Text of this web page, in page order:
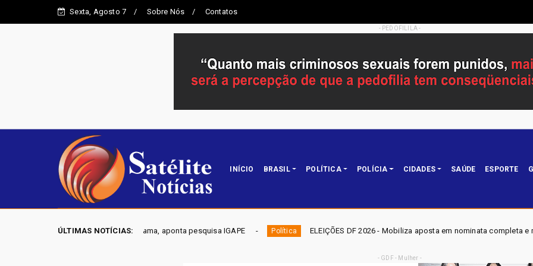
Sexta, Agosto 7 Sobre Nós Contatos
- PEDOFILILA -
INÍCIO BRASIL POLÍTICA POLÍCIA CIDADES SAÚDE ESPORTE
ÚLTIMAS NOTÍCIAS:
Alego em Novo Gama, aponta pesquisa IGAPE Política ELEIÇÕES DF 2026 - Mobiliza aposta em nominata completa e mira eleger três
- GDF - Mulher -